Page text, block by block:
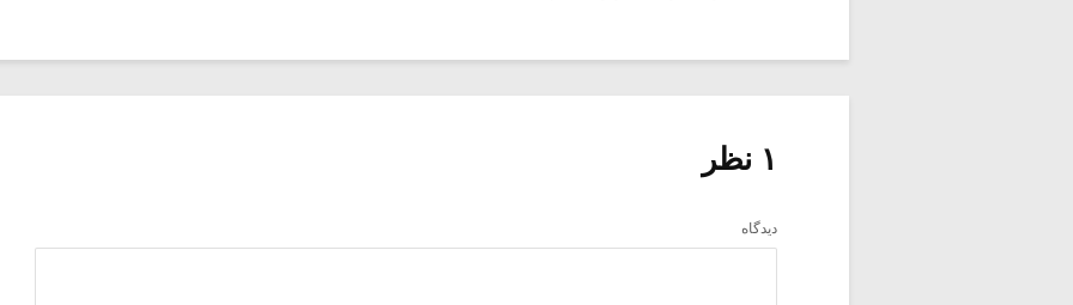
۱ نظر
دیدگاه